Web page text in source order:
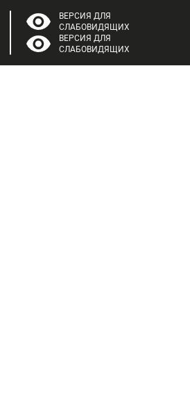
ВЕРСИЯ ДЛЯ
СЛАБОВИДЯЩИХ
ВЕРСИЯ ДЛЯ
СЛАБОВИДЯЩИХ